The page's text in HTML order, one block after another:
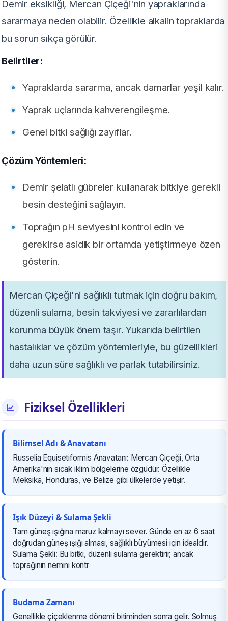
Demir eksikliği, Mercan Çiçeği'nin yapraklarında
sararmaya neden olabilir. Özellikle alkalin topraklarda
bu sorun sıkça görülür.
Belirtiler:
Yapraklarda sararma, ancak damarlar yeşil kalır.
Yaprak uçlarında kahverengileşme.
Genel bitki sağlığı zayıflar.
Çözüm Yöntemleri:
Demir şelatlı gübreler kullanarak bitkiye gerekli
besin desteğini sağlayın.
Toprağın pH seviyesini kontrol edin ve
gerekirse asidik bir ortamda yetiştirmeye özen
gösterin.
Mercan Çiçeği'ni sağlıklı tutmak için doğru bakım,
düzenli sulama, besin takviyesi ve zararlılardan
korunma büyük önem taşır. Yukarıda belirtilen
hastalıklar ve çözüm yöntemleriyle, bu güzellikleri
daha uzun süre sağlıklı ve parlak tutabilirsiniz.
Fiziksel Özellikleri
Bilimsel Adı & Anavatanı
Russelia Equisetiformis Anavatanı: Mercan Çiçeği, Orta
Amerika'nın sıcak iklim bölgelerine özgüdür. Özellikle
Meksika, Honduras, ve Belize gibi ülkelerde yetişir.
Işık Düzeyi & Sulama Şekli
Tam güneş ışığına maruz kalmayı sever. Günde en az 6 saat
doğrudan güneş ışığı alması, sağlıklı büyümesi için idealdir.
Sulama Şekli: Bu bitki, düzenli sulama gerektirir, ancak
toprağının nemini kontr
Budama Zamanı
Genellikle çiçeklenme dönemi bitiminden sonra gelir. Solmuş